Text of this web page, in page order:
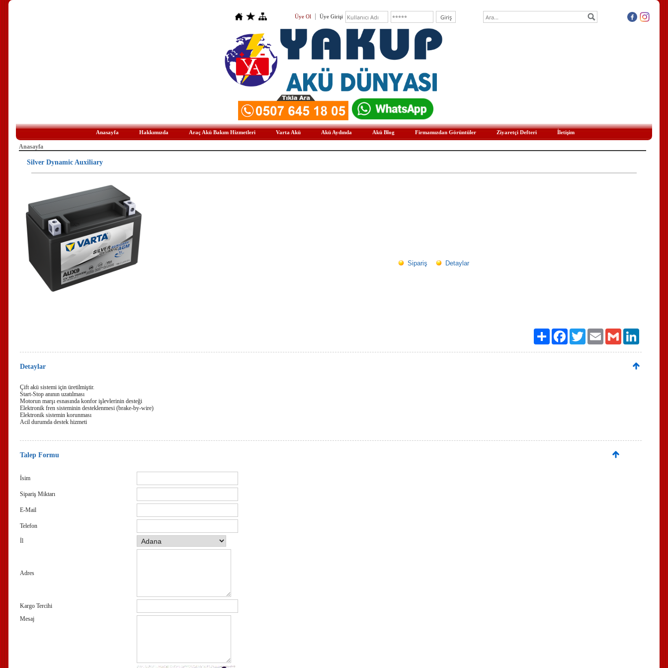
Üye Ol Üye Girişi
Anasayfa Hakkımızda Araç Akü Bakım Hizmetleri Varta Akü Akü Aydında Akü Blog Firmamızdan Görüntüler Ziyaretçi Defteri İletişim
Anasayfa
Silver Dynamic Auxiliary
Sipariş Detaylar
Paylaş FacebookTwitter Email Gmail
Detaylar
Çift akü sistemi için üretilmiştir.
Start-Stop anının uzatılması
Motorun marşı esnasında konfor işlevlerinin desteği
Elektronik fren sisteminin desteklenmesi (brake-by-wire)
Elektronik sistemin korunması
Acil durumda destek hizmeti
Talep Formu
İsim
Sipariş Miktarı
E-Mail
Telefon
İl
Adres
Kargo Tercihi
Mesaj